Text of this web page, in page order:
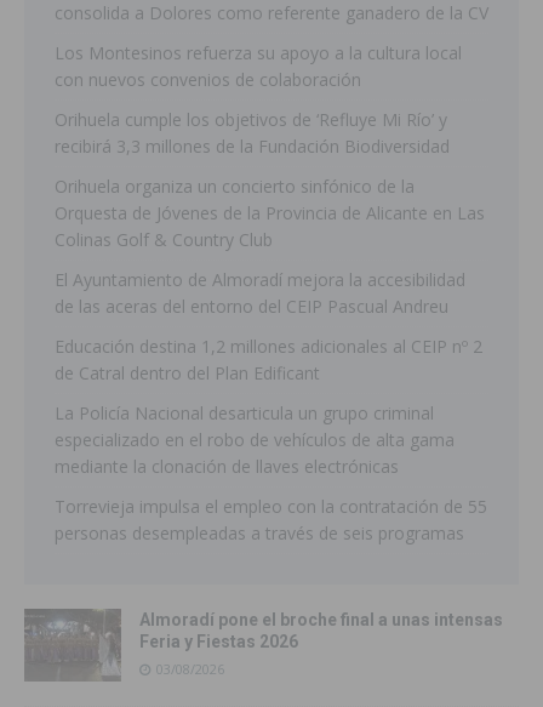
consolida a Dolores como referente ganadero de la CV
Los Montesinos refuerza su apoyo a la cultura local
con nuevos convenios de colaboración
Orihuela cumple los objetivos de ‘Refluye Mi Río’ y
recibirá 3,3 millones de la Fundación Biodiversidad
Orihuela organiza un concierto sinfónico de la
Orquesta de Jóvenes de la Provincia de Alicante en Las
Colinas Golf & Country Club
El Ayuntamiento de Almoradí mejora la accesibilidad
de las aceras del entorno del CEIP Pascual Andreu
Educación destina 1,2 millones adicionales al CEIP nº 2
de Catral dentro del Plan Edificant
La Policía Nacional desarticula un grupo criminal
especializado en el robo de vehículos de alta gama
mediante la clonación de llaves electrónicas
Torrevieja impulsa el empleo con la contratación de 55
personas desempleadas a través de seis programas
Almoradí pone el broche final a unas intensas
Feria y Fiestas 2026
03/08/2026